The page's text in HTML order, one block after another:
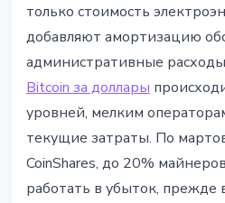
только стоимость
добавляют амортизацию
административные
Bitcoin за доллары
уровней, мелким
текущие затраты. По
CoinShares, до 20%
работать в убыток, прежде